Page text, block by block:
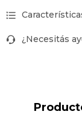
¿Necesitás